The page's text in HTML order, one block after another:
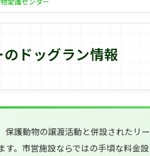
ドッグラン情報
護動物の譲渡活動と併設されたリー
。市営施設ならではの手頃な料金設